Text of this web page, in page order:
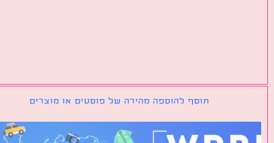
תוסף להוספה מהירה של פוסטים או מוצרים